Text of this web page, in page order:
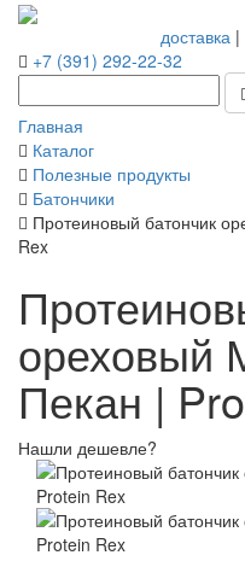
доставка|
+7 (391) 292-22-32
Главная
Каталог
Полезные продукты
Батончики
Протеиновый батончик
Rex
ореховый
Пекан |
Нашли дешевле?